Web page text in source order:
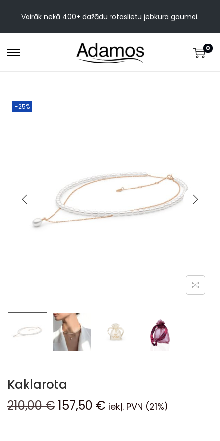
Vairāk nekā 400+ dažādu rotaslietu jebkura gaumei.
0
-25%
Kaklarota
210,00€157,50 € iekļ. PVN (21%)